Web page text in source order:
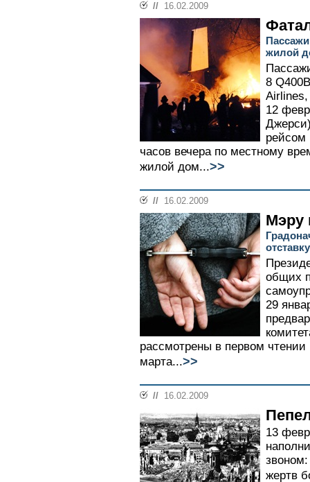
// 16.02.2009
жилой
8
12
рейсом
часов вечера по местному
жилой дом...>>
// 16.02.2009
Мэру
общих
29
рассмотрены в первом
марта...>>
// 16.02.2009
13
жертв